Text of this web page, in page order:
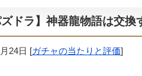
ドラ】神器龍物語は交
24日 [ガチャの当たりと評価]